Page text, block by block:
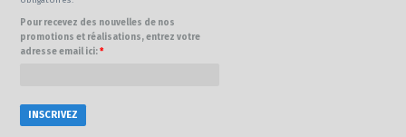
Pour recevez des nouvelles de nos
promotions et réalisations, entrez votre
adresse email ici:*